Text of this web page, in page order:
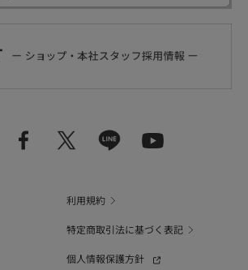
利用規約
特定商取引法に基づく表記
個人情報保護方針